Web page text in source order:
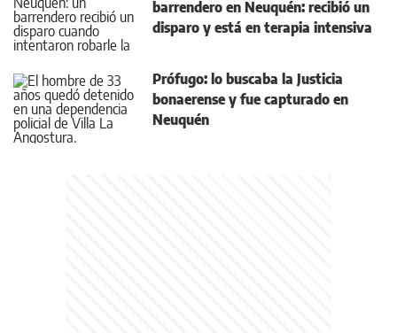
barrendero en Neuquén: recibió un
disparo y está en terapia intensiva
Prófugo: lo buscaba la Justicia
bonaerense y fue capturado en
Neuquén